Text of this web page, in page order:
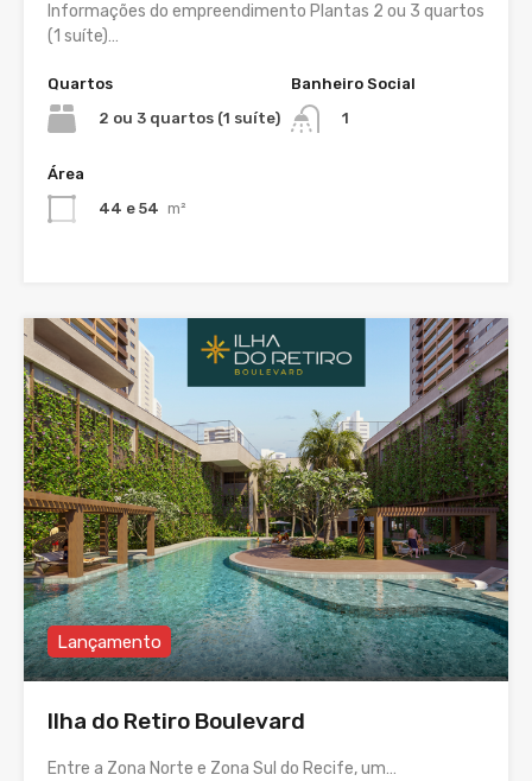
Informações do empreendimento Plantas 2 ou 3 quartos
(1 suíte)…
Quartos
2 ou 3 quartos (1 suíte)
Banheiro Social
1
Área
44 e 54 m²
Lançamento
Ilha do Retiro Boulevard
Entre a Zona Norte e Zona Sul do Recife, um…